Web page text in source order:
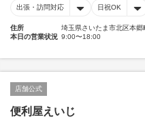
出張・訪問対応 日祝OK
住所
埼玉県さいたま市北区本郷
本日の営業状況 9:00〜18:00
店舗公式
便利屋えいじ